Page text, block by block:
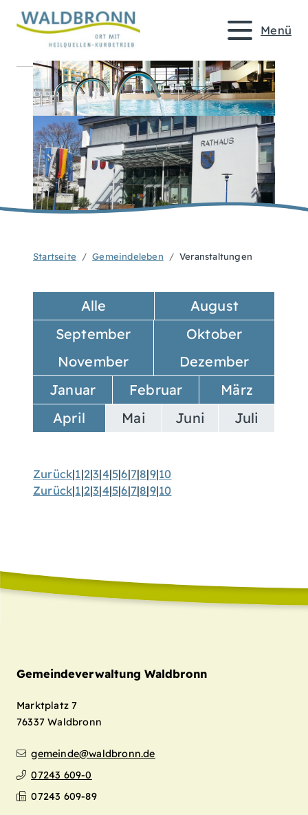
Menü
Startseite Gemeindeleben Veranstaltungen
Alle
August
September
Oktober
November
Dezember
Januar
Februar
März
April
Mai Juni Juli
Zurück|1|2|3|4|5|6|7|8|9|10
Zurück|1|2|3|4|5|6|7|8|9|10
Gemeindeverwaltung Waldbronn
Marktplatz 7
76337 Waldbronn
gemeinde@waldbronn.de
07243 609-0
07243 609-89